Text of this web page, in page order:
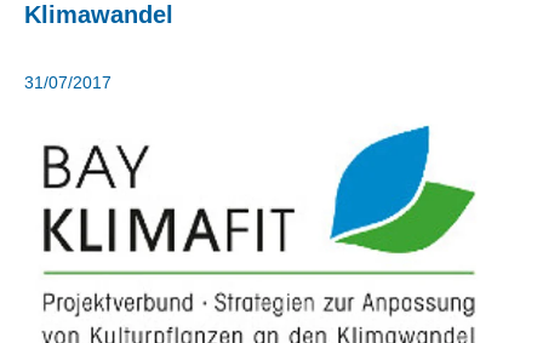
Klimawandel
31/07/2017